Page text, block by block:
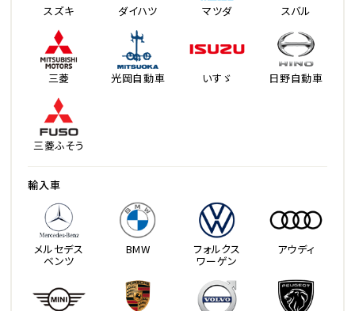
スズキ ダイハツ マツダ スバル
三菱 光岡自動車 いすゞ 日野自動車
三菱ふそう
輸入車
メルセデス
ベンツ
BMW フォルクス
ワーゲン
アウディ